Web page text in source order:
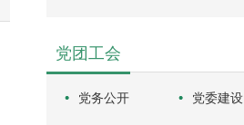
党团工会
党务公开 党委建设